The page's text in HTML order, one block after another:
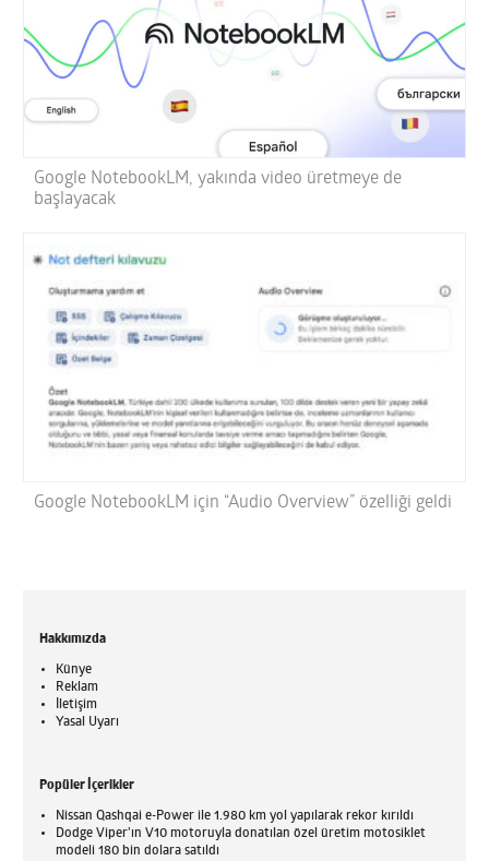
Google NotebookLM, yakında video üretmeye de
başlayacak
Google NotebookLM için “Audio Overview” özelliği geldi
Hakkımızda
Künye
Reklam
İletişim
Yasal Uyarı
Popüler İçerikler
Nissan Qashqai e-Power ile 1.980 km yol yapılarak rekor kırıldı
Dodge Viper'ın V10 motoruyla donatılan özel üretim motosiklet
modeli 180 bin dolara satıldı